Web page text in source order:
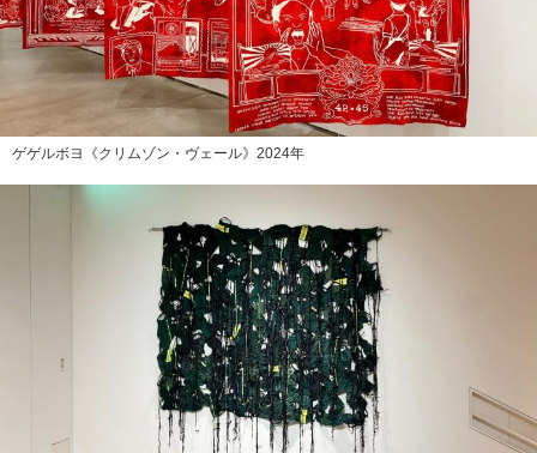
ゲゲルボヨ《クリムゾン・ヴェール》2024年